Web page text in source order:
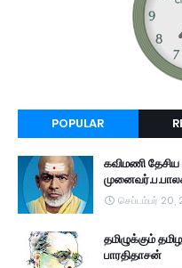
POPULAR
கவிமணி
செப்டம்பர் 20,
தமிழுக்கும்
பாரதிதாசன்